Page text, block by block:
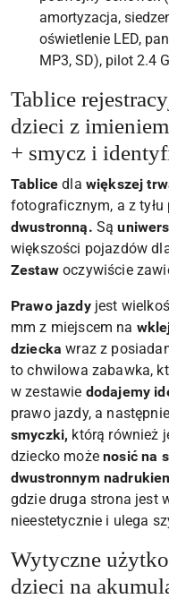
amortyzacja,
oświetlenie LED,
MP3, SD), pilot 2.4
Tablice
dzieci z
+ smycz i
Tablice dla większej
fotograficznym, a z tyłu
dwustronną. Są
większości pojazdów
Zestawoczywiście
Prawo jazdyjest
mm z miejscem na
dziecka wraz z
to chwilowa zabawka,
w zestawie dodajemy
prawo jazdy, a
smyczki, którą również
dziecko możenosić na
dwustronnym
gdzie druga strona jest
nieestetycznie i ulega
Wytyczne
dzieci na